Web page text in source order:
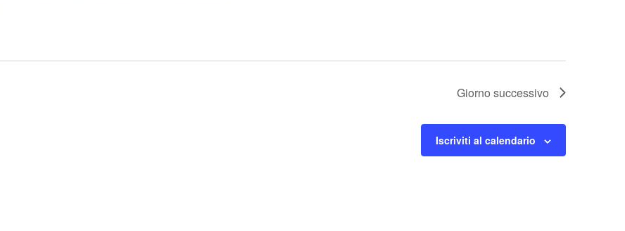
Giorno successivo
Iscriviti al calendario